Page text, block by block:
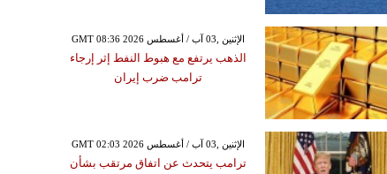
GMT 08:36 2026 الإثنين ,03 آب / أغسطس
الذهب يرتفع مع هبوط النفط إثر إرجاء
ترامب ضرب إيران
GMT 02:03 2026 الإثنين ,03 آب / أغسطس
ترامب يتحدث عن اتفاق مرتقب بشأن